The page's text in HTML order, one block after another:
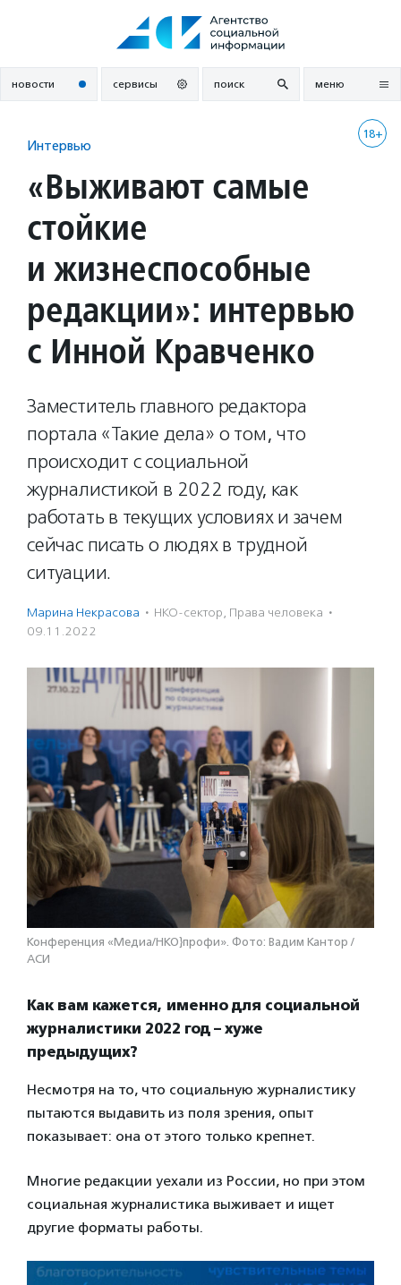
новости сервисы поиск меню
18+
Интервью
«Выживают самые
стойкие
и жизнеспособные
редакции»: интервью
с Инной Кравченко
Заместитель главного редактора
портала «Такие дела» о том, что
происходит с социальной
журналистикой в 2022 году, как
работать в текущих условиях и зачем
сейчас писать о людях в трудной
ситуации.
Марина Некрасова · НКО-сектор, Права человека ·
09.11.2022
Конференция «Медиа/НКО}профи». Фото: Вадим Кантор /
АСИ
Как вам кажется, именно для социальной
журналистики 2022 год – хуже
предыдущих?
Несмотря на то, что социальную журналистику
пытаются выдавить из поля зрения, опыт
показывает: она от этого только крепнет.
Многие редакции уехали из России, но при этом
социальная журналистика выживает и ищет
другие форматы работы.